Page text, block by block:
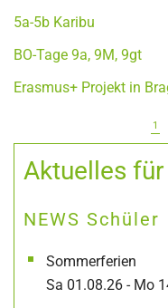
5a-5b Karibu
BO-Tage 9a, 9M, 9gt
Erasmus+ Projekt in
1
Aktuelles
NEWS Schüler
Sommerferien
Sa 01.08.26 - Mo